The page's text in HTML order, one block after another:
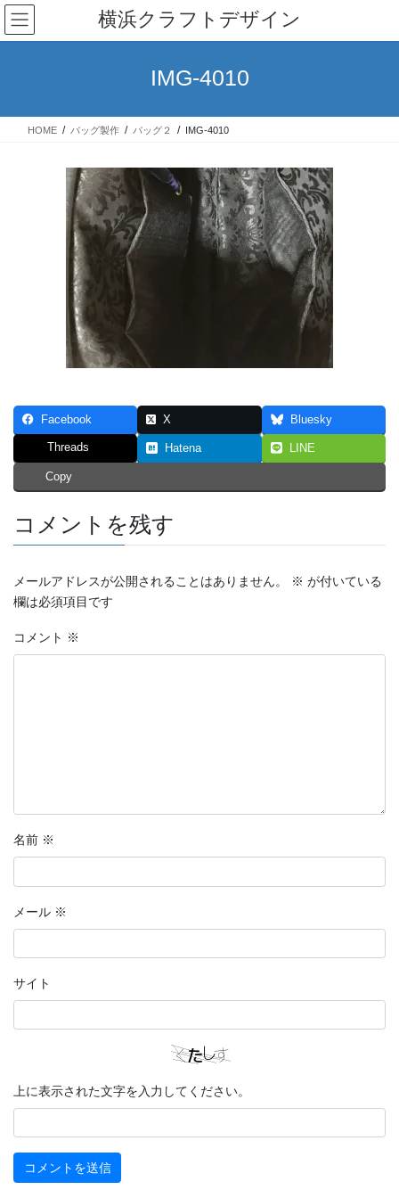
コ
ン
テ
ス
ナ
ビ
ゲ
ン
横浜クラフトデザイン
IMG-4010
HOME バッグ製作 バッグ２ IMG-4010
Facebook X Bluesky
Threads Hatena LINE
Copy
コメントを残す
メールアドレスが公開されることはありません。 ※ が付いている
欄は必須項目です
コメント ※
名前 ※
メール ※
サイト
上に表示された文字を入力してください。